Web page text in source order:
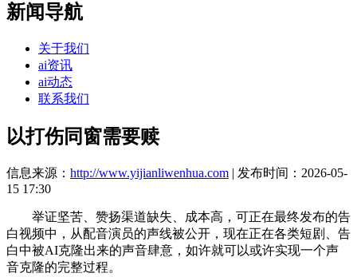
新闻导航
关于我们
ai资讯
ai动态
联系我们
以打伤同窗需要赎
信息来源： http://www.yijianliwenhua.com | 发布时间：2026-05-
15 17:30
举证坚苦、赞扬渠道缺失、成本高，可正在最终发布的告
白视频中，从配音演员的声线被公开，现在正在各类短剧、告
白中被AI克隆出来的声音肆意，如许就可以或许实现一个声
音克隆的完整过程。